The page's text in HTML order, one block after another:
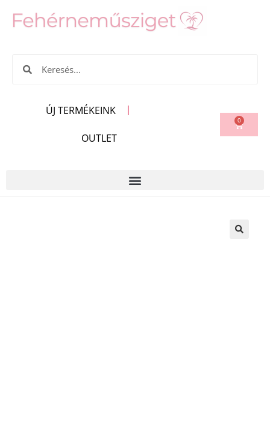
ÚJ TERMÉKEINK
OUTLET
0